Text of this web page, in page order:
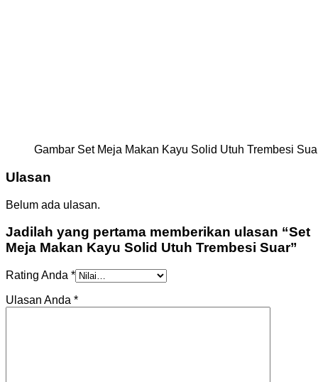
Gambar Set Meja Makan Kayu Solid Utuh Trembesi
Ulasan
Belum ada ulasan.
Jadilah yang pertama memberikan ulasan “Set
Meja Makan Kayu Solid Utuh Trembesi Suar”
Rating Anda *
Ulasan Anda *